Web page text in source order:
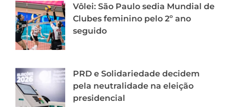
Vôlei: São Paulo sedia Mundial de
Clubes feminino pelo 2º ano
seguido
PRD e Solidariedade decidem
pela neutralidade na eleição
presidencial